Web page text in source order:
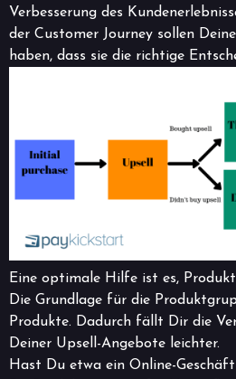
Verbesserung des
der Customer Journey sollen
haben, dass sie die richtige
Eine optimale Hilfe ist es,
Die Grundlage für die
Produkte. Dadurch fällt Dir die
Deiner Upsell-Angebote leichter.
Hast Du etwa ein Online-